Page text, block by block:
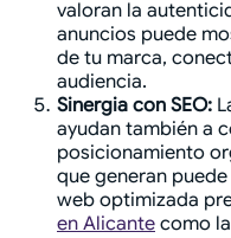
valoran la
anuncios puede
de tu marca,
audiencia.
Sinergia con SEO:
ayudan también a
posicionamiento
que generan
web optimizada
en Alicante como